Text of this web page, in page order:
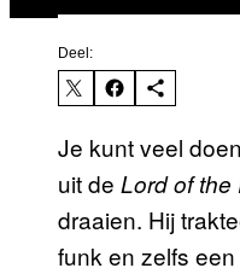
Deel:
Je kunt veel
uit de Lord of the
draaien. Hij
funk en zelfs